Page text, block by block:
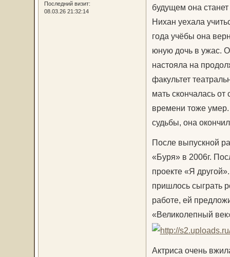
Последний визит:
08.03.26 21:32:14
будущем она
Нихан уехала
года учёбы она
юную дочь в ужас.
настояла на
факультет
мать скончалась
времени тоже
судьбы, она
После выпускной
«Буря» в 2006г.
проекте «Я
пришлось сыграть
работе, ей
«Великолепный
Актриса очень